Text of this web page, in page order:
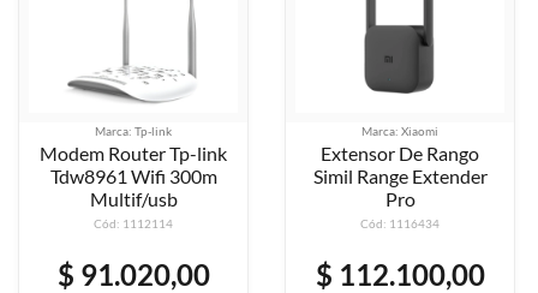
Marca: Tp-link
Modem Router Tp-link
Tdw8961 Wifi 300m
Multif/usb
Cód: 1112114
$ 91.020,00
Marca: Xiaomi
Extensor De Rango
Simil Range Extender
Pro
Cód: 1116434
$ 112.100,00